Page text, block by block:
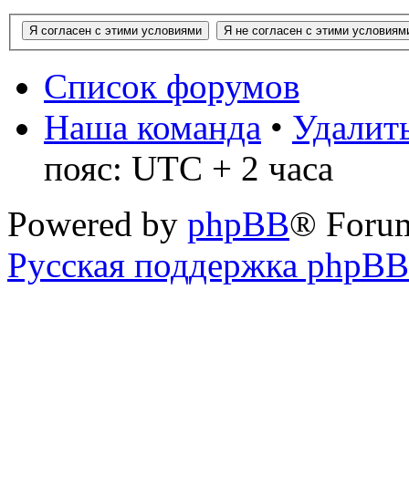
Список форумов
Наша команда •
пояс: UTC + 2 часа
Powered by phpBB®
Русская поддержка phpBB